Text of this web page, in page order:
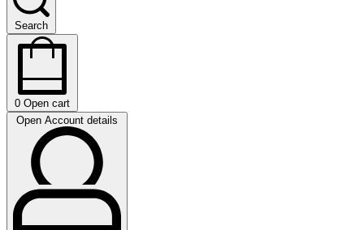
Search
0 Open cart
Open Account details